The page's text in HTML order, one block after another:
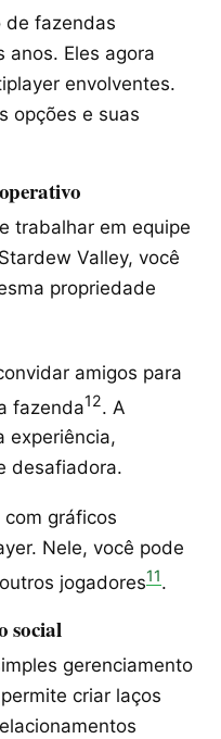
de fazendas
anos. Eles agora
envolventes.
opções e suas
trabalhar em equipe
Valley, você
propriedade
amigos para
fazenda12. A
experiência,
desafiadora.
gráficos
Nele, você pode
jogadores11.
social
gerenciamento
criar laços